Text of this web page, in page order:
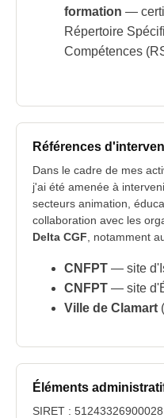
formation —
Répertoire
Compétences
Références
Dans le cadre de mes
j'ai été amenée à
secteurs animation,
collaboration avec les
Delta CGF , notamment
CNFPT — site
CNFPT — site
Ville de Clamart
Éléments
SIRET : 51243326900028